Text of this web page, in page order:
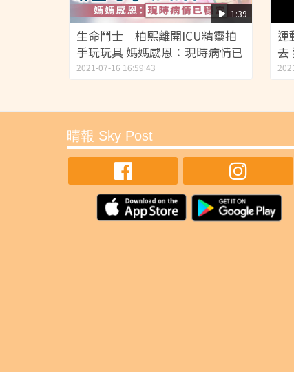
1:39
生命鬥士｜柏熙離開ICU精靈拍
手玩玩具 媽媽感恩：現時病情已
穩定
2021-07-16 16:59:43
運
去
晴報 Sky Post